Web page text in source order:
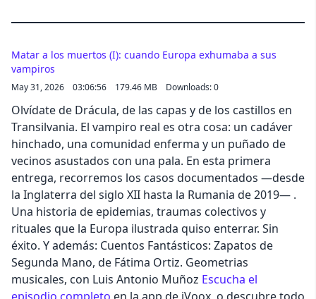
Matar a los muertos (I): cuando Europa exhumaba a sus
vampiros
May 31, 2026 03:06:56 179.46 MB Downloads: 0
Olvídate de Drácula, de las capas y de los castillos en
Transilvania. El vampiro real es otra cosa: un cadáver
hinchado, una comunidad enferma y un puñado de
vecinos asustados con una pala. En esta primera
entrega, recorremos los casos documentados —desde
la Inglaterra del siglo XII hasta la Rumania de 2019— .
Una historia de epidemias, traumas colectivos y
rituales que la Europa ilustrada quiso enterrar. Sin
éxito. Y además: Cuentos Fantásticos: Zapatos de
Segunda Mano, de Fátima Ortiz. Geometrias
musicales, con Luis Antonio Muñoz Escucha el